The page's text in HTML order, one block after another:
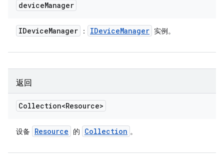
deviceManager
IDeviceManager ： IDeviceManager 实例。
返回
Collection<Resource>
设备 Resource 的 Collection 。